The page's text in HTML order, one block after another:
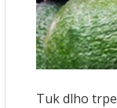
Tuk dlho